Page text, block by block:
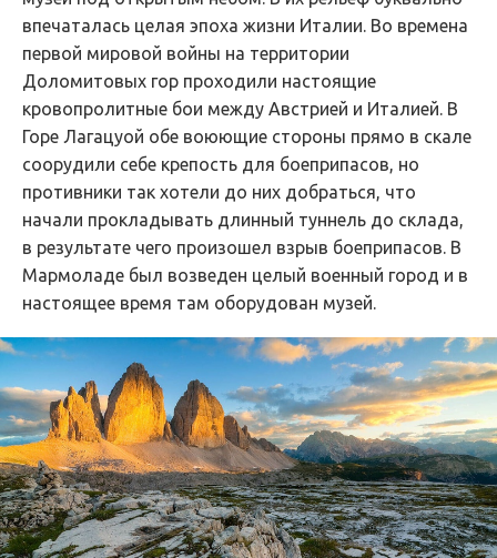
впечаталась целая эпоха жизни Италии. Во времена
первой мировой войны на территории
Доломитовых гор проходили настоящие
кровопролитные бои между Австрией и Италией. В
Горе Лагацуой обе воюющие стороны прямо в скале
соорудили себе крепость для боеприпасов, но
противники так хотели до них добраться, что
начали прокладывать длинный туннель до склада,
в результате чего произошел взрыв боеприпасов. В
Мармоладе был возведен целый военный город и в
настоящее время там оборудован музей.